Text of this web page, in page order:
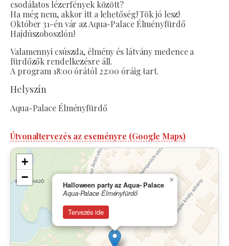
csodálatos lézerfények között?
Ha még nem, akkor itt a lehetőség! Tök jó lesz!
Október 31-én vár az Aqua-Palace Élményfürdő
Hajdúszoboszlón!
Valamennyi csúszda, élmény és látvány medence a
fürdőzők rendelkezésre áll.
A program 18:00 órától 22:00 óráig tart.
Helyszín
Aqua-Palace Élményfürdő
Útvonaltervezés az eseményre (Google Maps)
Halloween party az Aqua- Palace
Aqua-Palace Élményfürdő
Tervezés ide
×
+
−